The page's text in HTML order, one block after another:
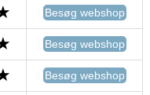
Besøg webshop
Besøg webshop
Besøg webshop